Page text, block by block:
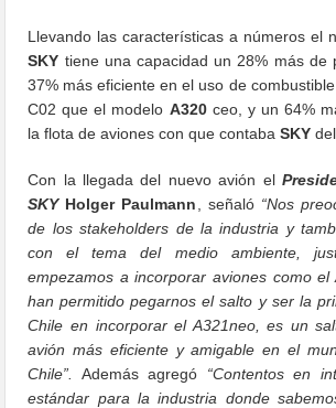
Llevando las características a números el
SKY tiene una capacidad un 28% más de
37% más eficiente en el uso de
C02 que el modelo A320ceo, y un 64%
la flota de aviones con que contabaSKY
Con la llegada del nuevo avión el
SKYHolger Paulmann , señaló “Nos
de los stakeholders de la industria y
con el tema del medio ambiente,
empezamos a incorporar aviones como el
han permitido pegarnos el salto y ser la
Chile en incorporar el A321neo, es un
avión más eficiente y amigable en el
Chile”.
Además agregó “Contentos en
estándar para la industria donde